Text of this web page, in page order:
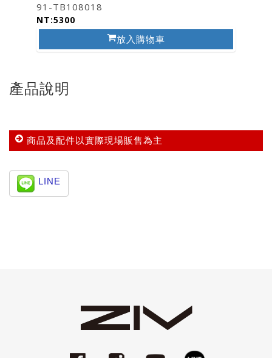
91-TB108018
NT:5300
放入購物車
產品說明
商品及配件以實際現場販售為主
LINE